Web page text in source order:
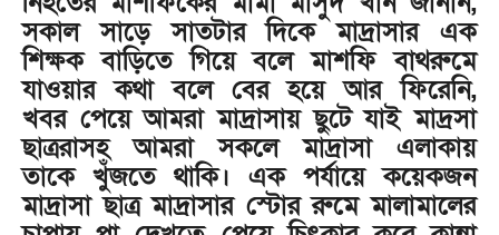
সকাল সাড়ে সাতটার দিকে মাদ্রাসার এক
শিক্ষক বাড়িতে গিয়ে বলে মাশফি বাথরুমে
যাওয়ার কথা বলে বের হয়ে আর ফিরেনি,
খবর পেয়ে আমরা মাদ্রাসায় ছুটে যাই মাদ্রসা
ছাত্ররাসহ আমরা সকলে মাদ্রাসা এলাকায়
তাকে খুঁজতে থাকি। এক পর্যায়ে কয়েকজন
মাদ্রাসা ছাত্র মাদ্রাসার স্টোর রুমে মালামালের